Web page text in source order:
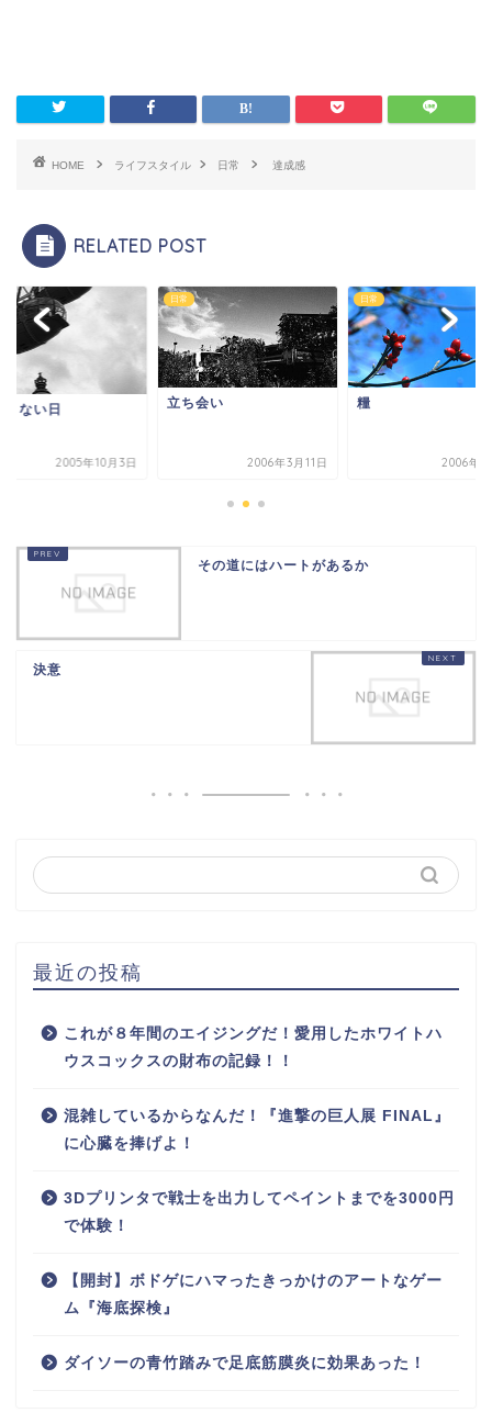
HOME ライフスタイル 日常 達成感
RELATED POST
くない日
2005年10月3日
日常
立ち会い
2006年3月11日
日常
糧
2006年3
その道にはハートがあるか
決意
最近の投稿
これが８年間のエイジングだ！愛用したホワイトハ
ウスコックスの財布の記録！！
混雑しているからなんだ！『進撃の巨人展 FINAL』
に心臓を捧げよ！
3Dプリンタで戦士を出力してペイントまでを3000円
で体験！
【開封】ボドゲにハマったきっかけのアートなゲー
ム『海底探検』
ダイソーの青竹踏みで足底筋膜炎に効果あった！